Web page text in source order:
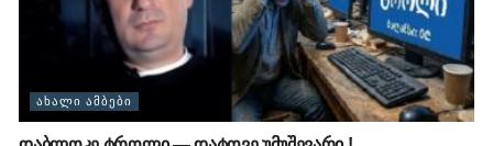
ᲐᲮᲐᲚᲘ ᲐᲛᲑᲔᲑᲘ